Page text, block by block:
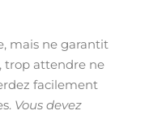
mais ne garantit
trop attendre ne
facilement
Vous devez